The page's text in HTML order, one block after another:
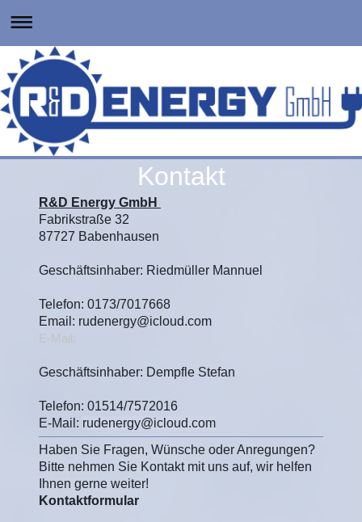
Kontakt
R&D Energy GmbH
Fabrikstraße 32
87727 Babenhausen
Geschäftsinhaber: Riedmüller Mannuel
Telefon: 0173/7017668
Email: rudenergy@icloud.com
E-Mail:
Geschäftsinhaber: Dempfle Stefan
Telefon: 01514/7572016
E-Mail: rudenergy@icloud.com
Haben Sie Fragen, Wünsche oder Anregungen?
Bitte nehmen Sie Kontakt mit uns auf, wir helfen
Ihnen gerne weiter!
Kontaktformular